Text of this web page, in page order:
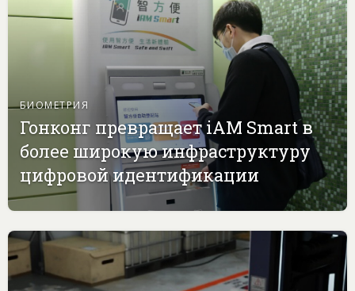
БИОМЕТРИЯ
Гонконг превращает iAM Smart в
более широкую инфраструктуру
цифровой идентификации